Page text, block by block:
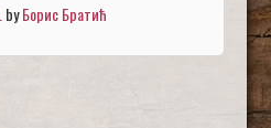
byБорис Братић